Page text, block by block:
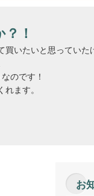
！
買いたいと思っていた
のです！
ます。
お